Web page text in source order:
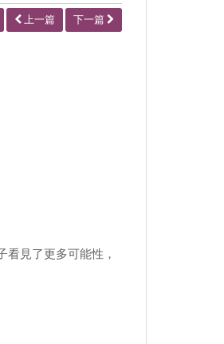
上一篇 下一篇
看見了更多可能性，